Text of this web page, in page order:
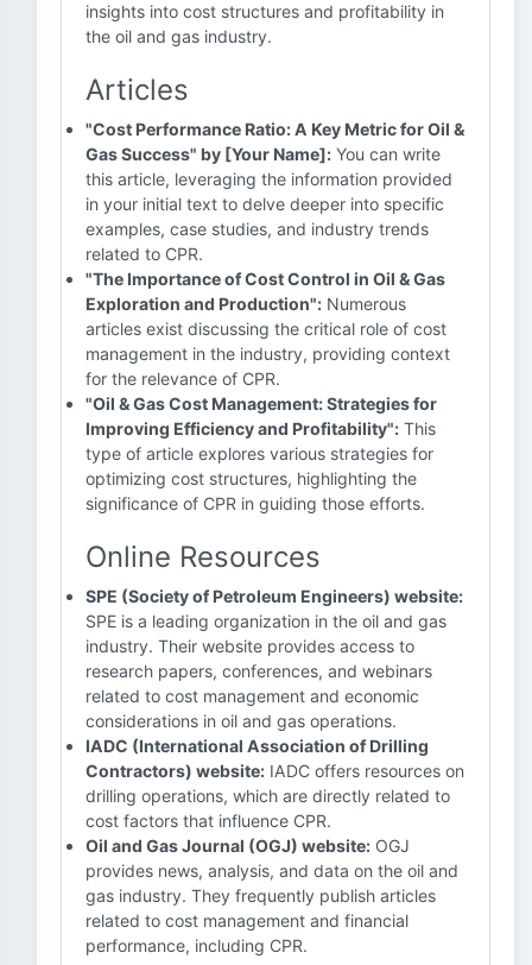
insights into cost structures and profitability in
the oil and gas industry.
Articles
"Cost Performance Ratio: A Key Metric for Oil &
Gas Success" by [Your Name]: You can write
this article, leveraging the information provided
in your initial text to delve deeper into specific
examples, case studies, and industry trends
related to CPR.
"The Importance of Cost Control in Oil & Gas
Exploration and Production": Numerous
articles exist discussing the critical role of cost
management in the industry, providing context
for the relevance of CPR.
"Oil & Gas Cost Management: Strategies for
Improving Efficiency and Profitability": This
type of article explores various strategies for
optimizing cost structures, highlighting the
significance of CPR in guiding those efforts.
Online Resources
SPE (Society of Petroleum Engineers) website:
SPE is a leading organization in the oil and gas
industry. Their website provides access to
research papers, conferences, and webinars
related to cost management and economic
considerations in oil and gas operations.
IADC (International Association of Drilling
Contractors) website: IADC offers resources on
drilling operations, which are directly related to
cost factors that influence CPR.
Oil and Gas Journal (OGJ) website: OGJ
provides news, analysis, and data on the oil and
gas industry. They frequently publish articles
related to cost management and financial
performance, including CPR.